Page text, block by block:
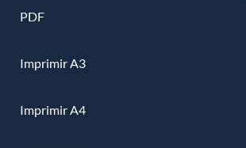
PDF
Imprimir A3
Imprimir A4